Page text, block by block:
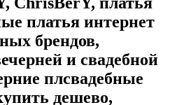
платья интернет
брендов,
и свадебной
плсвадебные
дешево,